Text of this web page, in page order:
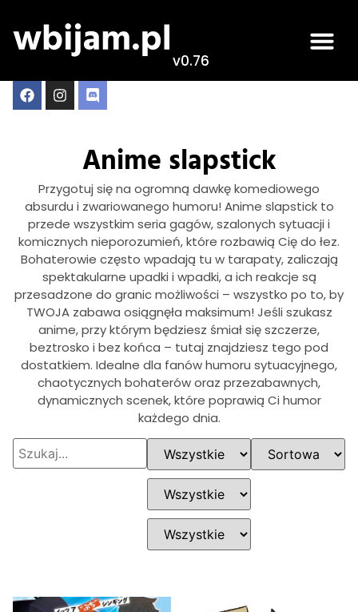
v0.76
Anime slapstick
Przygotuj się na ogromną dawkę komediowego
absurdu i zwariowanego humoru! Anime slapstick to
przede wszystkim seria gagów, szalonych sytuacji i
komicznych nieporozumień, które rozbawią Cię do łez.
Bohaterowie często wpadają tu w tarapaty, zaliczają
spektakularne upadki i wpadki, a ich reakcje są
przesadzone do granic możliwości – wszystko po to, by
TWOJA zabawa osiągnęła maksimum! Jeśli szukasz
anime, przy którym będziesz śmiał się szczerze,
beztrosko i bez końca – tutaj znajdziesz tego pod
dostatkiem. Idealne dla fanów humoru sytuacyjnego,
chaotycznych bohaterów oraz przezabawnych,
dynamicznych scenek, które poprawią Ci humor
każdego dnia.